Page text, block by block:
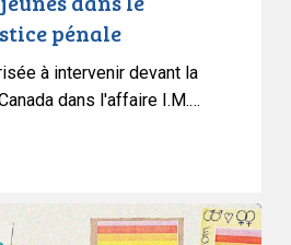
pénale
à intervenir devant la
dans l'affaire I.M.…